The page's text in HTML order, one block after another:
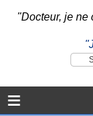
"Docteur, je ne
≡